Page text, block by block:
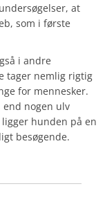
at
som i første
i andre
tager nemlig rigtig
for mennesker.
nogen ulv
hunden på en
besøgende.